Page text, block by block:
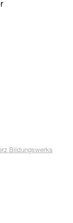
Bildungswerks